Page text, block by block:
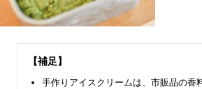
【補足】
手作りアイスクリームは、市販品の香